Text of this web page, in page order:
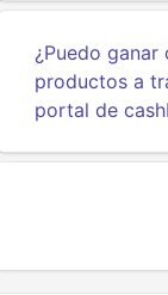
¿Puedo
productos a
portal de